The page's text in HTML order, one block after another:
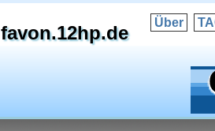
favon.12hp.de Über